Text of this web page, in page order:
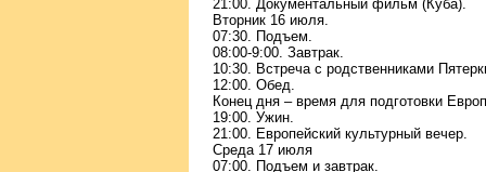
21:00. Документальный фильм (Куба).
Вторник 16 июля.
07:30. Подъем.
08:00-9:00. Завтрак.
10:30. Встреча с родственниками
12:00. Обед.
Конец дня – время для подготовки
19:00. Ужин.
21:00. Европейский культурный вечер.
Среда 17 июля
07:00. Подъем и завтрак.